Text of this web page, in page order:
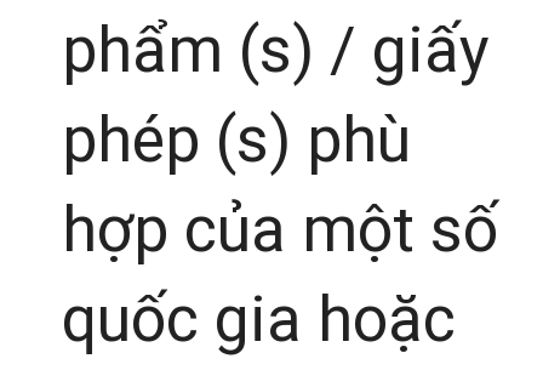
phẩm (s) / giấy
phép (s) phù
hợp của một số
quốc gia hoặc